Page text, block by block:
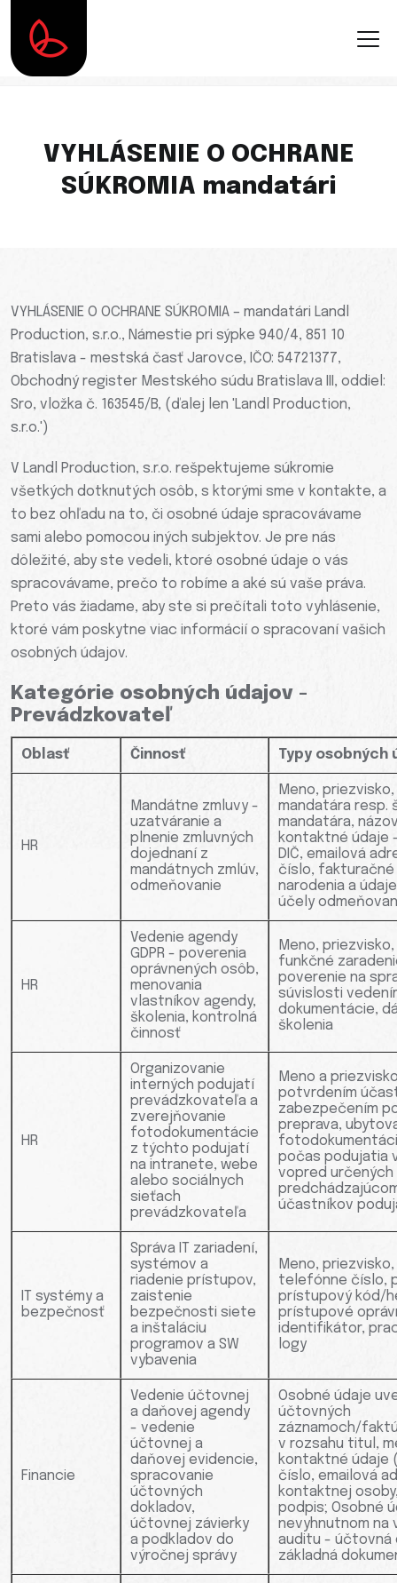
VYHLÁSENIE O OCHRANE
SÚKROMIA mandatári
VYHLÁSENIE O OCHRANE SÚKROMIA – mandatári Landl
Production, s.r.o., Námestie pri sýpke 940/4, 851 10
Bratislava - mestská časť Jarovce, IČO: 54721377,
Obchodný register Mestského súdu Bratislava III, oddiel:
Sro, vložka č. 163545/B, (ďalej len 'Landl Production,
s.r.o.')
V Landl Production, s.r.o. rešpektujeme súkromie
všetkých dotknutých osôb, s ktorými sme v kontakte, a
to bez ohľadu na to, či osobné údaje spracovávame
sami alebo pomocou iných subjektov. Je pre nás
dôležité, aby ste vedeli, ktoré osobné údaje o vás
spracovávame, prečo to robíme a aké sú vaše práva.
Preto vás žiadame, aby ste si prečítali toto vyhlásenie,
ktoré vám poskytne viac informácií o spracovaní vašich
osobných údajov.
Kategórie osobných údajov -
Prevádzkovateľ
Oblasť Činnosť Typy osobných
HR
Mandátne zmluvy -
uzatváranie a
plnenie zmluvných
dojednaní z
mandátnych zmlúv,
odmeňovanie
Meno,
mandatára
mandatára,
kontaktné údaje
DIČ, emailová
číslo, fakturačné
narodenia a
účely
HR
Vedenie agendy
GDPR - poverenia
oprávnených osôb,
menovania
vlastníkov agendy,
školenia, kontrolná
činnosť
Meno,
funkčné
poverenie na
súvislosti
dokumentácie,
školenia
HR
Organizovanie
interných podujatí
prevádzkovateľa a
zverejňovanie
fotodokumentácie
z týchto podujatí
na intranete, webe
alebo sociálnych
sieťach
prevádzkovateľa
Meno a
potvrdením
zabezpečením
preprava,
počas podujatia
vopred určených
účastníkov
IT systémy a
bezpečnosť
Správa IT zariadení,
systémov a
riadenie prístupov,
zaistenie
bezpečnosti siete
a inštaláciu
programov a SW
vybavenia
Meno,
telefónne číslo,
prístupový kód/
prístupové
identifikátor,
logy
Financie
Vedenie účtovnej
a daňovej agendy
- vedenie
účtovnej a
daňovej evidencie,
spracovanie
účtovných
dokladov,
účtovnej závierky
a podkladov do
výročnej správy
Osobné údaje
účtovných
záznamoch/
v rozsahu titul,
kontaktné údaje
číslo, emailová
kontaktnej
podpis; Osobné
nevyhnutnom na
auditu - účtovná
základná